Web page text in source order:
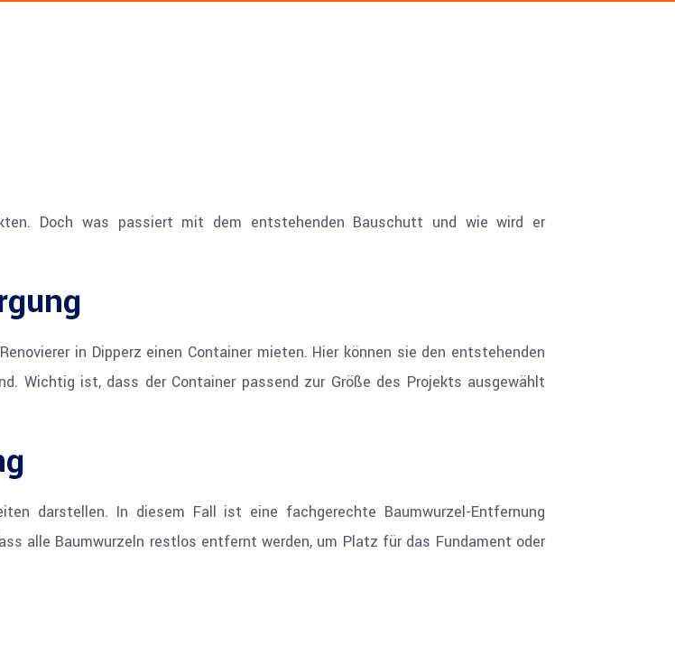
Doch was passiert mit dem entstehenden Bauschutt und wie wird er
in Dipperz einen Container mieten. Hier können sie den entstehenden
Wichtig ist, dass der Container passend zur Größe des Projekts ausgewählt
darstellen. In diesem Fall ist eine fachgerechte Baumwurzel-Entfernung
alle Baumwurzeln restlos entfernt werden, um Platz für das Fundament oder